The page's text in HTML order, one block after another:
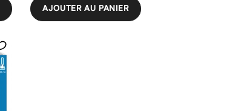
AJOUTER AU PANIER